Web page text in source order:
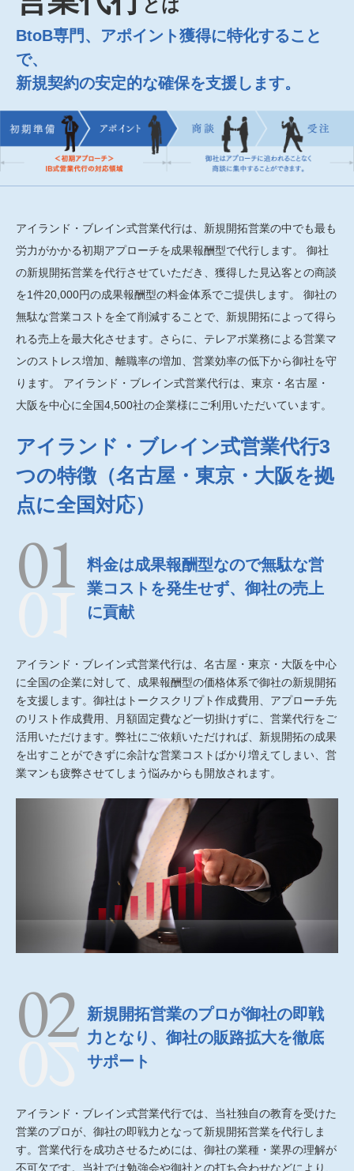
とは
BtoB専門、アポイント獲得に特化すること
で、
新規契約の安定的な確保を支援します。
アイランド・ブレイン式営業代行は、新規開拓営業の中でも最も
労力がかかる初期アプローチを成果報酬型で代行します。 御社
の新規開拓営業を代行させていただき、獲得した見込客との商談
を1件20,000円の成果報酬型の料金体系でご提供します。 御社の
無駄な営業コストを全て削減することで、新規開拓によって得ら
れる売上を最大化させます。さらに、テレアポ業務による営業マ
ンのストレス増加、離職率の増加、営業効率の低下から御社を守
ります。 アイランド・ブレイン式営業代行は、東京・名古屋・
大阪を中心に全国4,500社の企業様にご利用いただいています。
アイランド・ブレイン式営業代行3
つの特徴（名古屋・東京・大阪を拠
点に全国対応）
料金は成果報酬型なので無駄な営
業コストを発生せず、御社の売上
に貢献
アイランド・ブレイン式営業代行は、名古屋・東京・大阪を中心
に全国の企業に対して、成果報酬型の価格体系で御社の新規開拓
を支援します。御社はトークスクリプト作成費用、アプローチ先
のリスト作成費用、月額固定費など一切掛けずに、営業代行をご
活用いただけます。弊社にご依頼いただければ、新規開拓の成果
を出すことができずに余計な営業コストばかり増えてしまい、営
業マンも疲弊させてしまう悩みからも開放されます。
新規開拓営業のプロが御社の即戦
力となり、御社の販路拡大を徹底
サポート
アイランド・ブレイン式営業代行では、当社独自の教育を受けた
営業のプロが、御社の即戦力となって新規開拓営業を代行しま
す。営業代行を成功させるためには、御社の業種・業界の理解が
不可欠です。当社では勉強会や御社との打ち合わせなどにより、